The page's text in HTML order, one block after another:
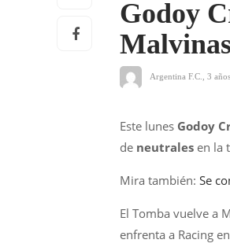
Godoy
Argentina F.C. 3
Este lunes Godoy
de neutrales en la
Mira también: Se
El Tomba vuelve a
enfrenta a Racing